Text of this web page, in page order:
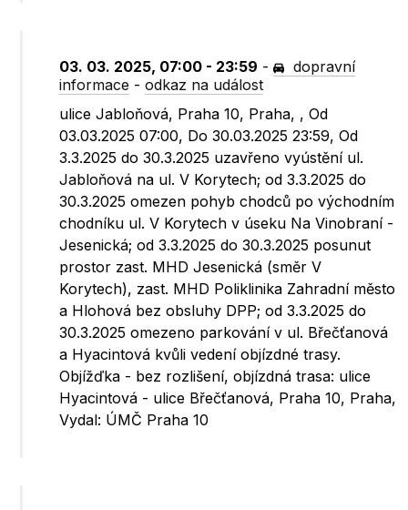
03. 03. 2025, 07:00 - 23:59 -
dopravní
informace -odkaz na událost
ulice Jabloňová, Praha 10, Praha, , Od
03.03.2025 07:00, Do 30.03.2025 23:59, Od
3.3.2025 do 30.3.2025 uzavřeno vyústění ul.
Jabloňová na ul. V Korytech; od 3.3.2025 do
30.3.2025 omezen pohyb chodců po východním
chodníku ul. V Korytech v úseku Na Vinobraní -
Jesenická; od 3.3.2025 do 30.3.2025 posunut
prostor zast. MHD Jesenická (směr V
Korytech), zast. MHD Poliklinika Zahradní město
a Hlohová bez obsluhy DPP; od 3.3.2025 do
30.3.2025 omezeno parkování v ul. Břečťanová
a Hyacintová kvůli vedení objízdné trasy.
Objížďka - bez rozlišení, objízdná trasa: ulice
Hyacintová - ulice Břečťanová, Praha 10, Praha,
Vydal: ÚMČ Praha 10